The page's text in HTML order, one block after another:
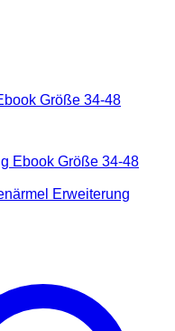
Größe 34-48